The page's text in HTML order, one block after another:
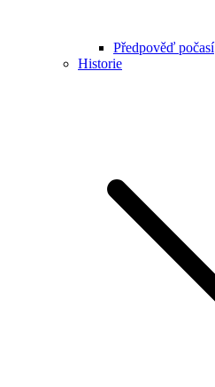
Předpověď počasí
Historie